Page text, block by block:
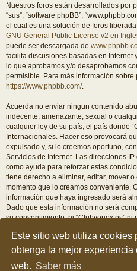
Este sitio web utiliza cookies
obtenga la mejor experiencia
web. Saber más
Nuestros foros están desarrollados por
“sus”, “software phpBB”,
el cual es una solución de foros liberada
GNU General Public License v2 en
puede ser descargada de
facilita discusiones basadas en Internet
lo que aprobamos y/o desaprobamos
permisible. Para más información sobre
https://www.phpbb.com/.
Acuerda no enviar ningun contenido
indecente, amenazante, sexual o
cualquier ley de su país, el país donde
Internacionales. Hacer eso provocará
expulsado y, si lo creemos oportuno,
Servicios de Internet. Las direcciones
como ayuda para reforzar estas
tiene derecho a eliminar, editar, mover
momento que lo creamos conveniente.
información que haya ingresado será
Dado que esta información no será
su consentimiento, ni “Clubvenox.es”
responsables por cualquier intento de
sean comprometidos.
Índice general